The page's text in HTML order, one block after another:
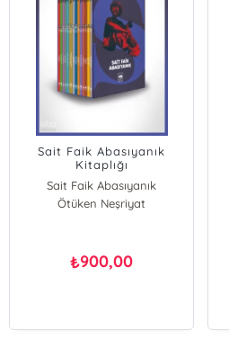
Sait Faik Abasıyanık
Kitaplığı
Sait Faik Abasıyanık
Ötüken Neşriyat
₺900,00